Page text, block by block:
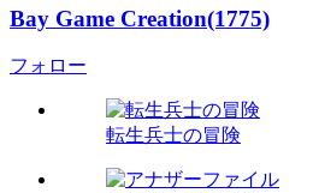
Bay Game Creation(1775)
フォロー
転生兵士の冒険